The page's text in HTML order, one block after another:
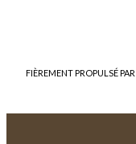
FIÈREMENT PROPULSÉ PAR